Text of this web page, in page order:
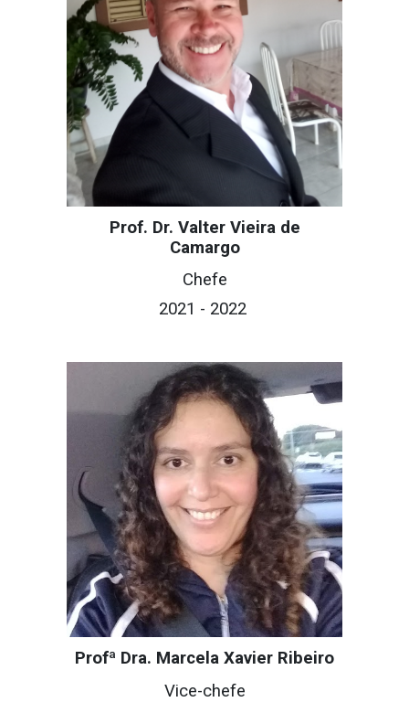
Prof. Dr. Valter Vieira de
Camargo
Chefe
2021 - 2022
Profª Dra. Marcela Xavier Ribeiro
Vice-chefe